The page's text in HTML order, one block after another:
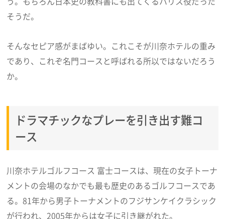
そうだ。
そんなセピア感がまばゆい。これこそが川奈ホテルの重み
であり、これぞ名門コースと呼ばれる所以ではないだろう
か。
ドラマチックなプレーを引き出す難コ
ース
川奈ホテルゴルフコース 富士コースは、現在の女子トーナ
メントの会場のなかでも最も歴史のあるゴルフコースであ
る。81年から男子トーナメントのフジサンケイクラシック
が行われ、2005年からは女子に引き継がれた。